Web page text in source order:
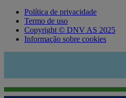
Política de privacidade
Termo de uso
Copyright © DNV AS 2025
Informação sobre cookies